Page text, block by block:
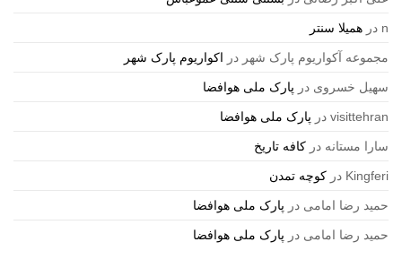
n در همیلا سنتر
مجموعه آکواریوم پارک شهر در اکواریوم پارک شهر
سهیل خسروی در پارک ملی هوافضا
visittehran در پارک ملی هوافضا
سارا مستانه در کافه تاریخ
Kingferi در کوچه تمدن
حمید رضا امامی در پارک ملی هوافضا
حمید رضا امامی در پارک ملی هوافضا